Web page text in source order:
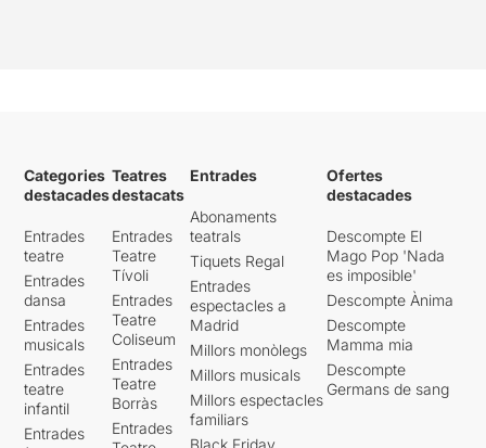
Categories
destacades
Entrades
teatre
Entrades
dansa
Entrades
musicals
Entrades
teatre
infantil
Entrades
Teatres
destacats
Entrades
Teatre
Tívoli
Entrades
Teatre
Coliseum
Entrades
Teatre
Borràs
Entrades
Entrades
Abonaments
teatrals
Tiquets Regal
Entrades
espectacles a
Madrid
Millors monòlegs
Millors musicals
Millors espectacles
familiars
Black Friday
Ofertes
destacades
Descompte El
Mago Pop 'Nada
es imposible'
Descompte Ànima
Descompte
Mamma mia
Descompte
Germans de sang